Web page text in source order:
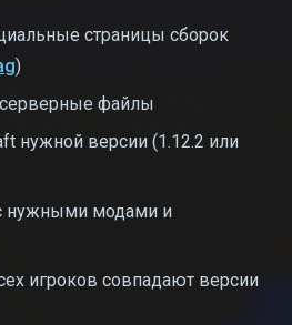
страницы сборок
)
серверные файлы
нужной версии (1.12.2 или
нужными модами и
игроков совпадают версии